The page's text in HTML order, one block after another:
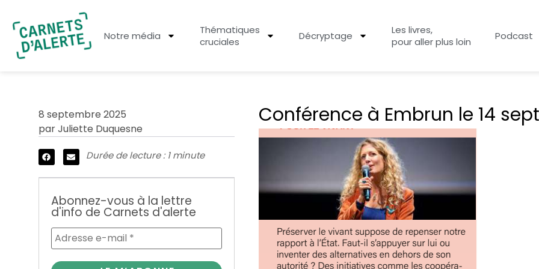
Notre média
Thématiques
cruciales
Décryptage
Les livres,
pour aller plus loin
Podcast
Conférence à Embrun le 14
8 septembre 2025
parJuliette Duquesne
Durée de lecture : 1 minute
Abonnez-vous à la lettre
d'info de Carnets d'alerte